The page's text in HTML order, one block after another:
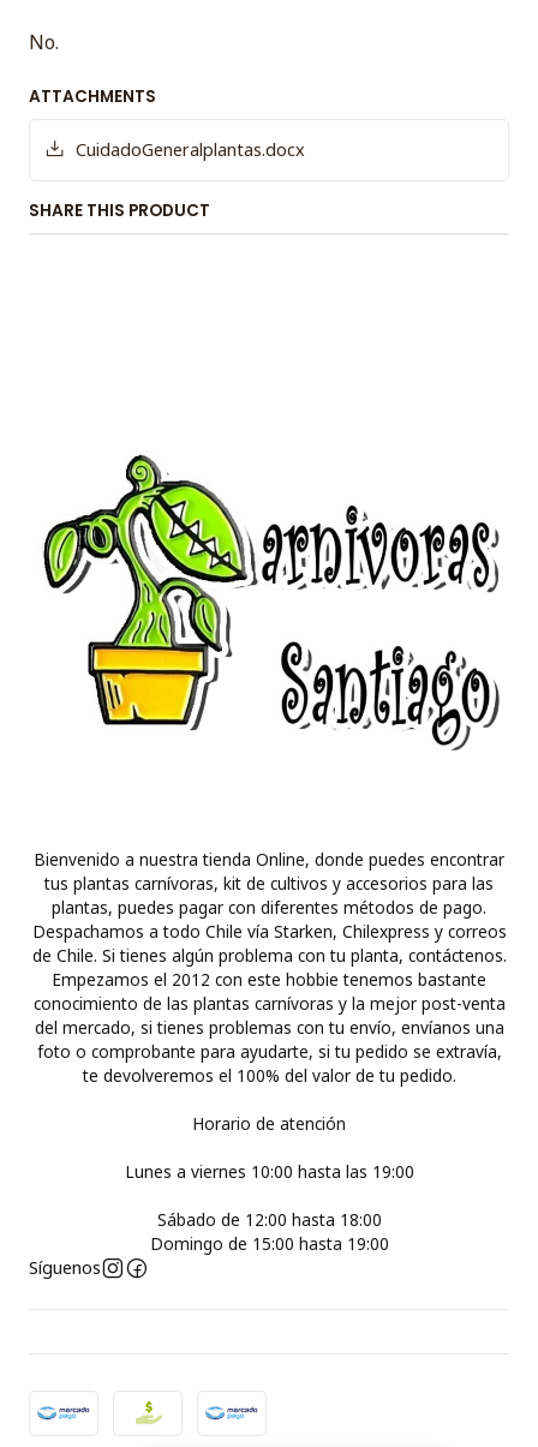
No.
ATTACHMENTS
CuidadoGeneralplantas.docx
SHARE THIS PRODUCT
Bienvenido a nuestra tienda Online, donde puedes encontrar
tus plantas carnívoras, kit de cultivos y accesorios para las
plantas, puedes pagar con diferentes métodos de pago.
Despachamos a todo Chile vía Starken, Chilexpress y correos
de Chile. Si tienes algún problema con tu planta, contáctenos.
Empezamos el 2012 con este hobbie tenemos bastante
conocimiento de las plantas carnívoras y la mejor post-venta
del mercado, si tienes problemas con tu envío, envíanos una
foto o comprobante para ayudarte, si tu pedido se extravía,
te devolveremos el 100% del valor de tu pedido.
Horario de atención
Lunes a viernes 10:00 hasta las 19:00
Sábado de 12:00 hasta 18:00
Domingo de 15:00 hasta 19:00
Síguenos